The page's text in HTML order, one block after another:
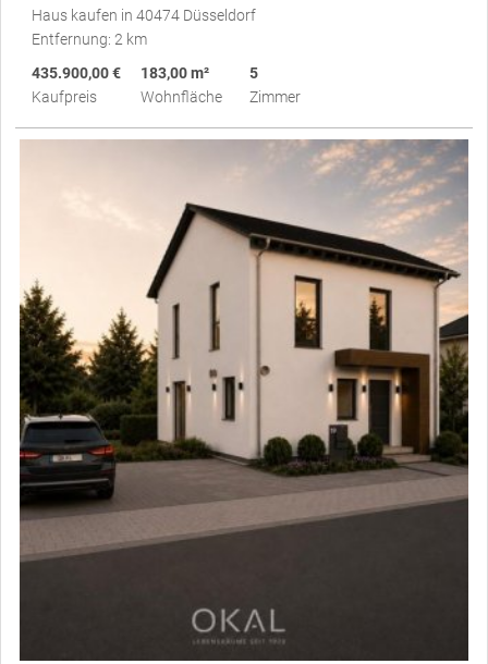
Haus kaufen in 40474 Düsseldorf
Entfernung: 2 km
435.900,00 €
Kaufpreis
183,00 m²
Wohnfläche
5
Zimmer